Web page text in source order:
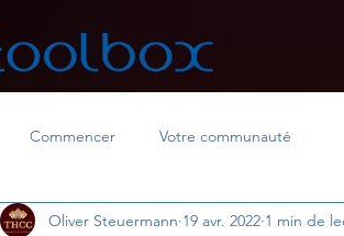
Commencer Votre communauté
Oliver Steuermann 19 avr. 2022 1 min de